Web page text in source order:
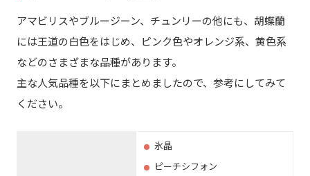
アマビリスやブルージーン、チュンリーの他にも、胡蝶蘭
には王道の白色をはじめ、ピンク色やオレンジ系、黄色系
などのさまざまな品種があります。
主な人気品種を以下にまとめましたので、参考にしてみて
ください。
氷晶
ピーチシフォン